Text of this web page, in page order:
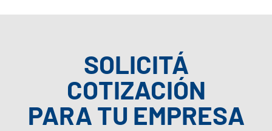
SOLICITÁ
COTIZACIÓN
PARA TU EMPRESA